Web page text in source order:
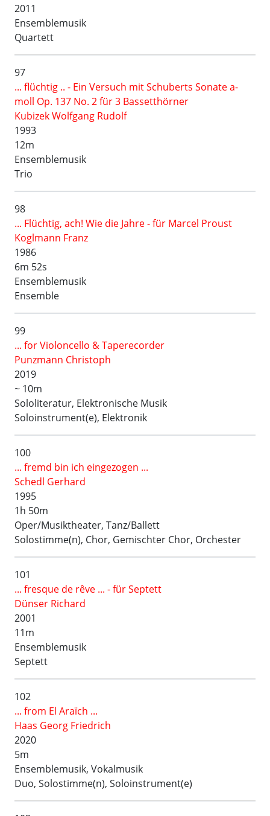
2011
Ensemblemusik
Quartett
97
... flüchtig .. - Ein Versuch mit Schuberts Sonate a-
moll Op. 137 No. 2 für 3 Bassetthörner
Kubizek Wolfgang Rudolf
1993
12m
Ensemblemusik
Trio
98
... Flüchtig, ach! Wie die Jahre - für Marcel Proust
Koglmann Franz
1986
6m 52s
Ensemblemusik
Ensemble
99
... for Violoncello & Taperecorder
Punzmann Christoph
2019
~ 10m
Sololiteratur, Elektronische Musik
Soloinstrument(e), Elektronik
100
... fremd bin ich eingezogen ...
Schedl Gerhard
1995
1h 50m
Oper/Musiktheater, Tanz/Ballett
Solostimme(n), Chor, Gemischter Chor, Orchester
101
... fresque de rêve ... - für Septett
Dünser Richard
2001
11m
Ensemblemusik
Septett
102
... from El Araïch ...
Haas Georg Friedrich
2020
5m
Ensemblemusik, Vokalmusik
Duo, Solostimme(n), Soloinstrument(e)